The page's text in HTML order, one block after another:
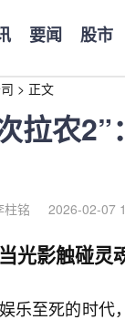
要闻 股市
> 正文
拉农
柱铭 2026-02-07
光影触碰灵
乐至死的时代